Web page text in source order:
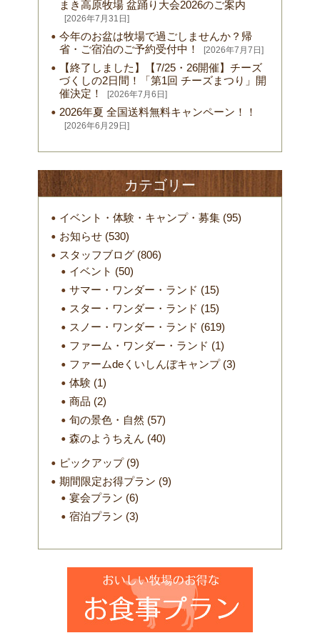
まき高原牧場 盆踊り大会2026のご案内
[2026年7月31日]
今年のお盆は牧場で過ごしませんか？帰
省・ご宿泊のご予約受付中！
[2026年7月7日]
【終了しました】【7/25・26開催】チーズ
づくしの2日間！「第1回 チーズまつり」開
催決定！
[2026年7月6日]
2026年夏 全国送料無料キャンペーン！！
[2026年6月29日]
カテゴリー
イベント・体験・キャンプ・募集(95)
お知らせ(530)
スタッフブログ(806)
イベント (50)
サマー・ワンダー・ランド (15)
スター・ワンダー・ランド (15)
スノー・ワンダー・ランド (619)
ファーム・ワンダー・ランド (1)
ファームdeくいしんぼキャンプ(3)
体験 (1)
商品 (2)
旬の景色・自然 (57)
森のようちえん (40)
ピックアップ(9)
期間限定お得プラン (9)
宴会プラン (6)
宿泊プラン (3)